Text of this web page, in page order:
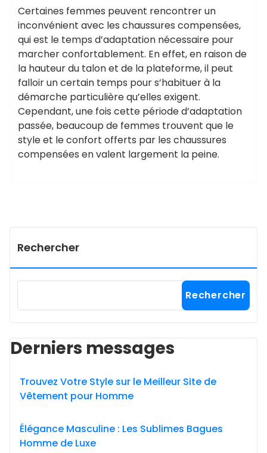
Certaines femmes peuvent rencontrer un
inconvénient avec les chaussures compensées,
qui est le temps d’adaptation nécessaire pour
marcher confortablement. En effet, en raison de
la hauteur du talon et de la plateforme, il peut
falloir un certain temps pour s’habituer à la
démarche particulière qu’elles exigent.
Cependant, une fois cette période d’adaptation
passée, beaucoup de femmes trouvent que le
style et le confort offerts par les chaussures
compensées en valent largement la peine.
Rechercher
Rechercher
Derniers messages
Trouvez Votre Style sur le Meilleur Site de
Vêtement pour Homme
Élégance Masculine : Les Sublimes Bagues
Homme de Luxe